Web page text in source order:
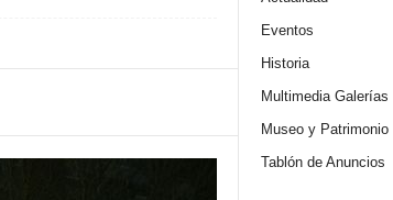
Eventos
Historia
Multimedia Galerías
Museo y Patrimonio
Tablón de Anuncios